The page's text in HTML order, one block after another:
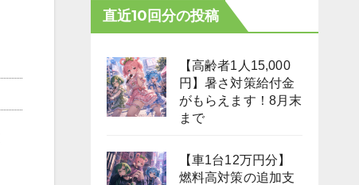
直近10回分の投稿
【高齢者1人15,000
円】暑さ対策給付金
がもらえます！8月末
まで
【車1台12万円分】
燃料高対策の追加支